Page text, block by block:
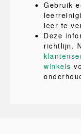
Gebruik
leer te
Deze
richtlijn.
winkels